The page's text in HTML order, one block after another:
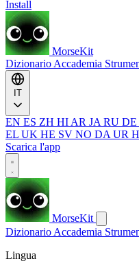
Install
MorseKit
Dizionario Accademia
EN ES ZH HI AR JA RU DE
EL UK HE SV NO DA UR
Scarica l'app
MorseKit
Dizionario Accademia
Lingua